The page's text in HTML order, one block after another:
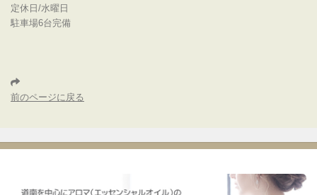
定休日/水曜日
駐車場6台完備
前のページに戻る